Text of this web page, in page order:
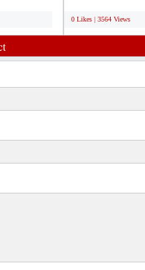
0 Likes | 3564 Views